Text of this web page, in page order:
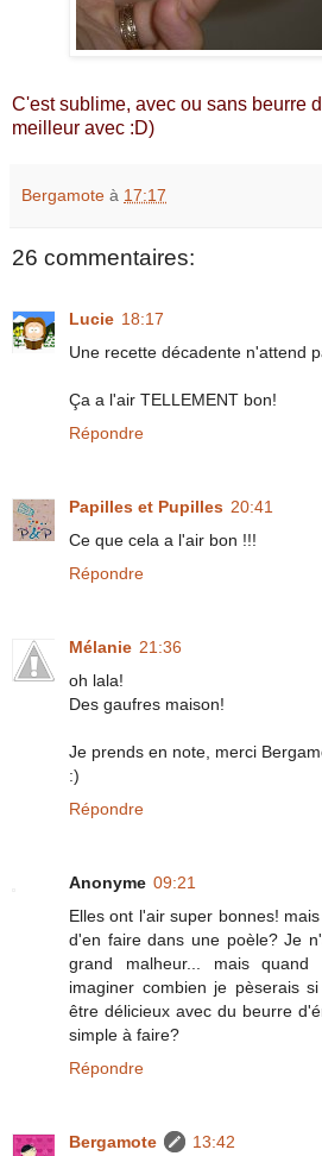
C'est sublime, avec ou sans beurre
meilleur avec :D)
Bergamote à 17:17
26 commentaires:
Lucie 18:17
Une recette décadente n'attend
Ça a l'air TELLEMENT bon!
Répondre
Papilles et Pupilles 20:41
Ce que cela a l'air bon !!!
Répondre
Mélanie 21:36
oh lala!
Des gaufres maison!
Je prends en note, merci
:)
Répondre
Anonyme 09:21
Elles ont l'air super bonnes!
d'en faire dans une poèle? Je
grand malheur... mais
imaginer combien je pèserais
être délicieux avec du beurre
simple à faire?
Répondre
Bergamote
13:42